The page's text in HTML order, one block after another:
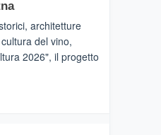
architetture
del vino,
2026", il progetto